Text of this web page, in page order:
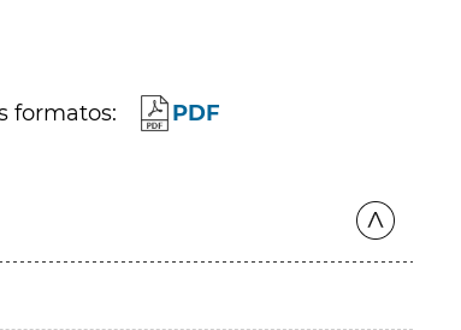
formatos: PDF